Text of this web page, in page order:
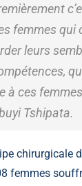
femmes
leurs
à ces
Tshipata.
chirurgicale
femmes